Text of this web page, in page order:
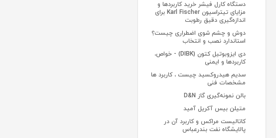
دستگاه کارل فیشر خرید کاربردها و
مزایای تیتراسیون Karl Fischer برای
اندازه‌گیری دقیق رطوبت
دوش و چشم شوی اضطراری چیست؟
استاندارد نصب و انتخاب
دی ایزوبوتیل کتون (DIBK) - خواص،
کاربردها و ایمنی
سدیم هیدروکسید چیست ، کاربرد ها
مشخصات فنی
بالن نمونه‌گیری گاز D&N
متیلن بیس آکریل آمید
کاتالیست مراکس و کاربرد آن در
پالایشگاه نفت بندرعباس